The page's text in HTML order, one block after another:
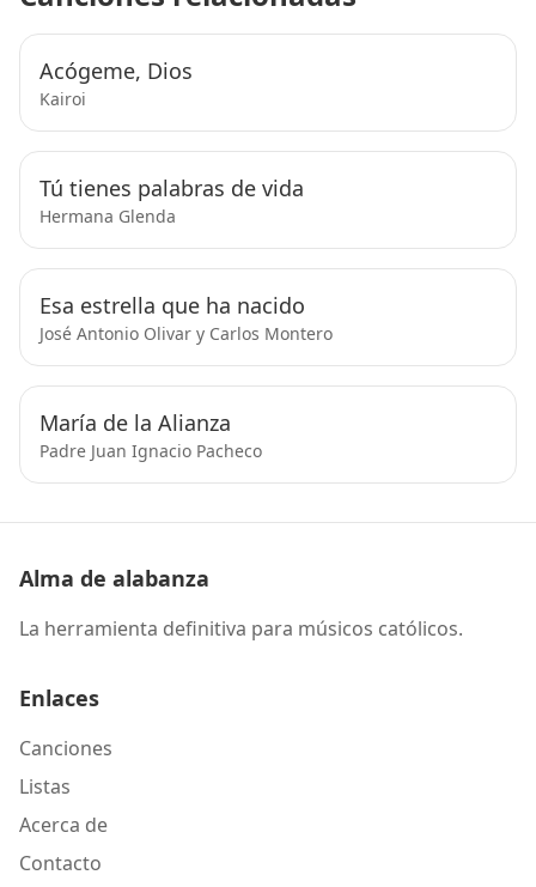
Acógeme, Dios
Kairoi
Tú tienes palabras de vida
Hermana Glenda
Esa estrella que ha nacido
José Antonio Olivar y Carlos Montero
María de la Alianza
Padre Juan Ignacio Pacheco
Alma de alabanza
La herramienta definitiva para músicos católicos.
Enlaces
Canciones
Listas
Acerca de
Contacto